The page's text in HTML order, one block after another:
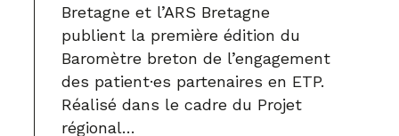
Bretagne et l’ARS Bretagne
publient la première édition du
Baromètre breton de l’engagement
des patient·es partenaires en ETP.
Réalisé dans le cadre du Projet
régional…